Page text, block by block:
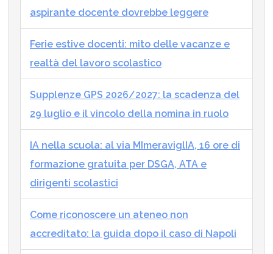
aspirante docente dovrebbe leggere
Ferie estive docenti: mito delle vacanze e
realtà del lavoro scolastico
Supplenze GPS 2026/2027: la scadenza del
29 luglio e il vincolo della nomina in ruolo
IA nella scuola: al via MImeraviglIA, 16 ore di
formazione gratuita per DSGA, ATA e
dirigenti scolastici
Come riconoscere un ateneo non
accreditato: la guida dopo il caso di Napoli